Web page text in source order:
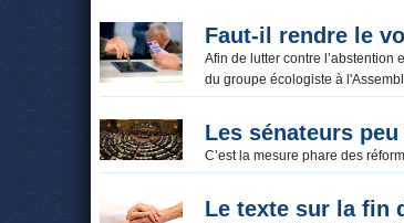
Faut-il rendre le
Afin de lutter contre
du groupe écologiste à
Les sénateurs
C’est la mesure phare des
Le texte sur la fin